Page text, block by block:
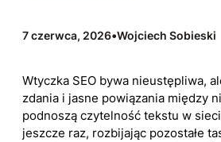
7 czerwca, 2026•Wojciech Sobieski
Wtyczka SEO bywa nieustępliwa,
zdania i jasne powiązania między
podnoszą czytelność tekstu w
jeszcze raz, rozbijając pozostałe